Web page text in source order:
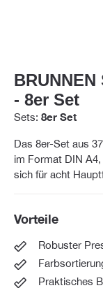
- 8er Set
Sets: 8er Set
Das 8er-Set aus
im Format DIN
sich für acht
Vorteile
Robuster
Praktisches